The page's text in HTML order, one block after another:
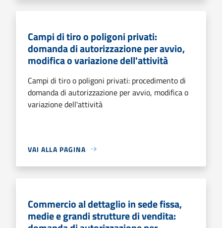
Campi di tiro o poligoni privati:
domanda di autorizzazione per avvio,
modifica o variazione dell'attività
Campi di tiro o poligoni privati: procedimento di
domanda di autorizzazione per avvio, modifica o
variazione dell'attività
VAI ALLA PAGINA
Commercio al dettaglio in sede fissa,
medie e grandi strutture di vendita: